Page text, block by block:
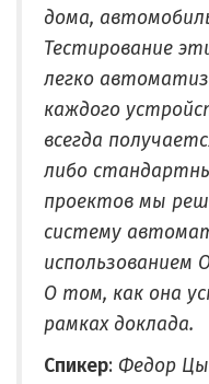
дома,
Тестирование
легко
каждого
всегда
либо
проектов мы
систему
использованием
О том, как она
рамках доклада.
Спикер: Федор